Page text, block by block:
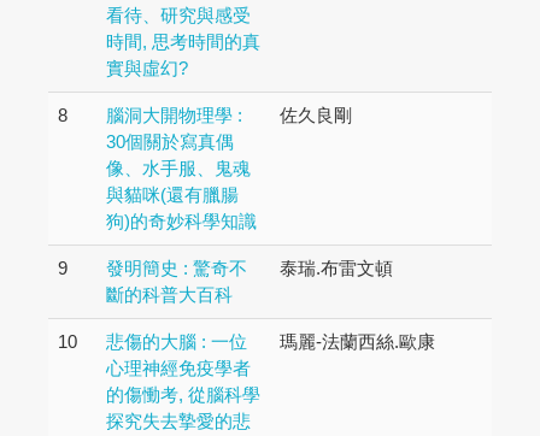
看待、研究與感受
時間, 思考時間的真
實與虛幻?
8
腦洞大開物理學 :
30個關於寫真偶
像、水手服、鬼魂
與貓咪(還有臘腸
狗)的奇妙科學知識
佐久良剛
9
發明簡史 : 驚奇不
斷的科普大百科
泰瑞.布雷文頓
10
悲傷的大腦 : 一位
心理神經免疫學者
的傷慟考, 從腦科學
探究失去摯愛的悲
瑪麗-法蘭西絲.歐康